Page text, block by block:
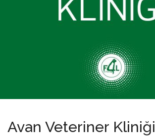
Avan Veteriner Kliniği